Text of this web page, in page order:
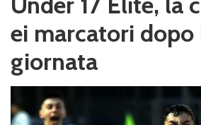
ei marcatori
giornata